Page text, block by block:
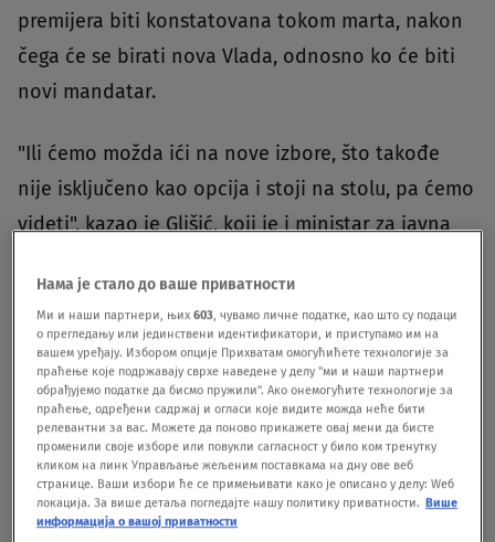
premijera biti konstatovana tokom marta, nakon
čega će se birati nova Vlada, odnosno ko će biti
novi mandatar.
"Ili ćemo možda ići na nove izbore, što takođe
nije isključeno kao opcija i stoji na stolu, pa ćemo
videti", kazao je Glišić, koji je i ministar za javna
Upitan o predstojećoj sednici Skupštine Srbije
koja će biti održana 4. marta, i na kojoj bi trebalo
da bude konstatovana ostavka, Glišić je kazao da
"očekuje da će biti divljanja".
"Naravno da očekujem da će biti divljanja, da
očekujem niz gluposti i prostakluka, da se
Нама је стало до ваше приватности
Ми и наши партнери, њих603, чувамо личне податке, као што су подаци
о прегледању или јединствени идентификатори, и приступамо им на
вашем уређају. Избором опције Прихватам омогућићете технологије за
праћење које подржавају сврхе наведене у делу "ми и наши партнери
обрађујемо податке да бисмо пружили". Ако онемогућите технологије за
праћење, одређени садржај и огласи које видите можда неће бити
релевантни за вас. Можете да поново прикажете овај мени да бисте
променили своје изборе или повукли сагласност у било ком тренутку
кликом на линк Управљање жељеним поставкама на дну ове веб
странице. Ваши избори ће се примењивати како је описано у делу: Wеб
локација. За више детаља погледајте нашу политику приватности. Више
информација о вашој приватности